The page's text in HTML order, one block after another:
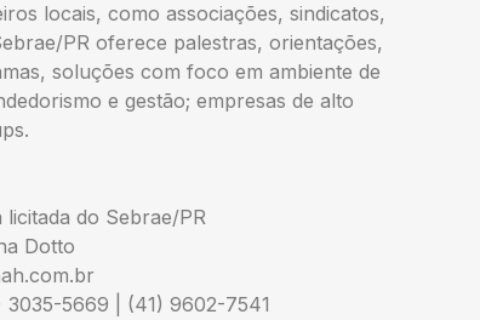
locais, como associações, sindicatos,
PR oferece palestras, orientações,
soluções com foco em ambiente de
e gestão; empresas de alto
do Sebrae/PR
Dotto
5669 | (41) 9602-7541